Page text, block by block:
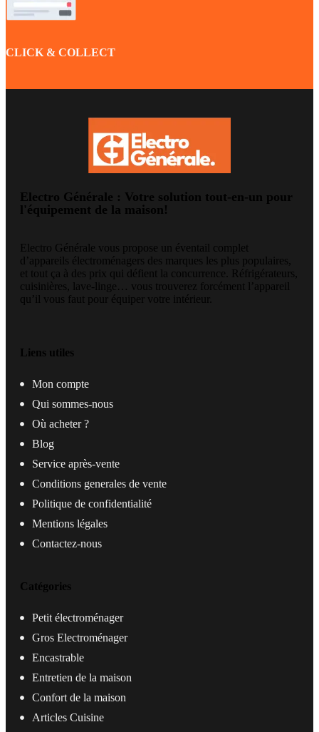
CLICK & COLLECT
Electro Générale : Votre solution tout-en-un pour
l'équipement de la maison!
Electro Générale vous propose un éventail complet
d’appareils électroménagers des marques les plus populaires,
et tout ça à des prix qui défient la concurrence. Réfrigérateurs,
cuisinières, lave-linge… vous trouverez forcément l’appareil
qu’il vous faut pour équiper votre intérieur.
Liens utiles
Mon compte
Qui sommes-nous
Où acheter ?
Blog
Service après-vente
Conditions generales de vente
Politique de confidentialité
Mentions légales
Contactez-nous
Catégories
Petit électroménager
Gros Electroménager
Encastrable
Entretien de la maison
Confort de la maison
Articles Cuisine